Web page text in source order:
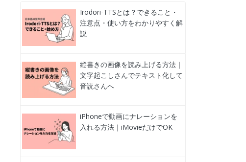
Irodori-TTSとは？できること・
注意点・使い方をわかりやすく解
説
縦書きの画像を読み上げる方法｜
文字起こしさんでテキスト化して
音読さんへ
iPhoneで動画にナレーションを
入れる方法｜iMovieだけでOK